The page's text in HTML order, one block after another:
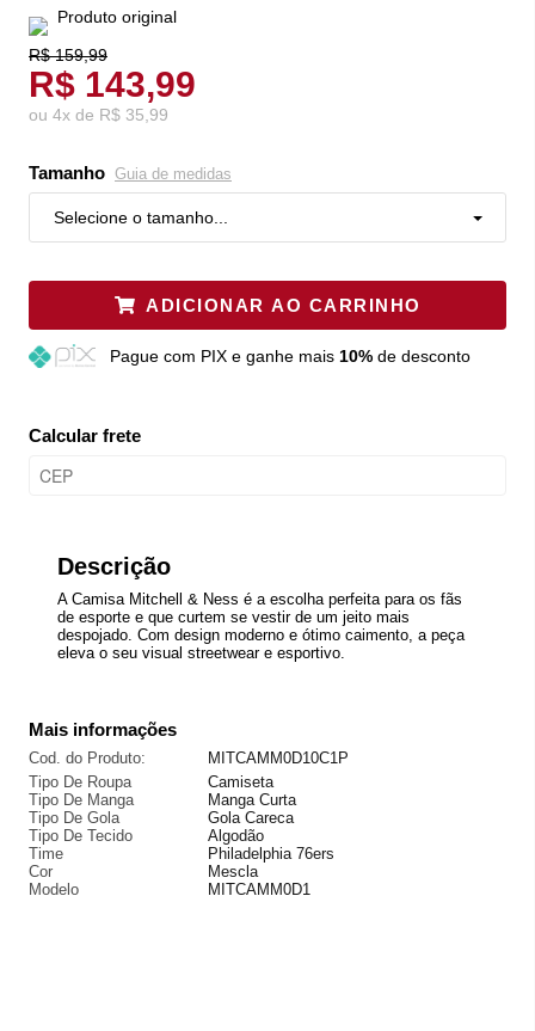
Produto original
R$ 159,99
R$ 143,99
ou 4x de R$ 35,99
Tamanho Guia de medidas
Selecione o tamanho...
ADICIONAR AO CARRINHO
Pague com PIX e ganhe mais 10%de desconto
Calcular frete
Descrição
A Camisa Mitchell & Ness é a escolha perfeita para os fãs
de esporte e que curtem se vestir de um jeito mais
despojado. Com design moderno e ótimo caimento, a peça
eleva o seu visual streetwear e esportivo.
Mais informações
Cod. do Produto:
MITCAMM0D10C1P
Tipo De Roupa
Camiseta
Tipo De Manga
Manga Curta
Tipo De Gola
Gola Careca
Tipo De Tecido
Algodão
Time
Philadelphia 76ers
Cor
Mescla
Modelo
MITCAMM0D1